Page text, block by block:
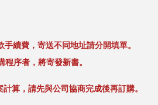
續費，寄送不同地址請分開填單。
序者，將寄發新書。
算，請先與公司協商完成後再訂購。